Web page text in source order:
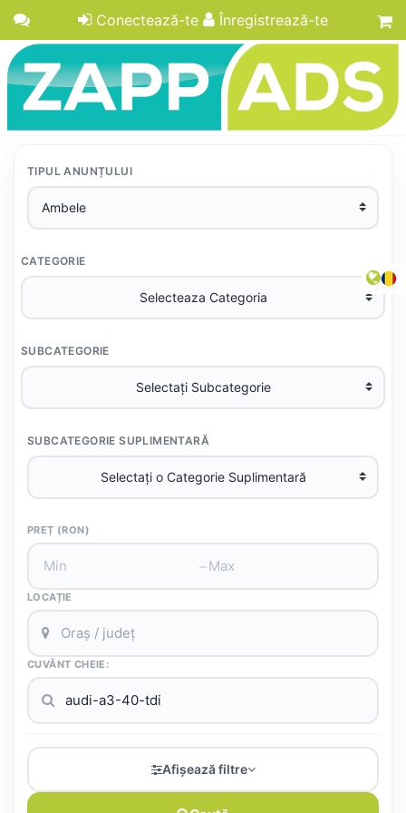
Conectează-te Înregistrează-te
TIPUL ANUNȚULUI
CATEGORIE
SUBCATEGORIE
SUBCATEGORIE SUPLIMENTARĂ
PREȚ (RON)
–
LOCAȚIE
CUVÂNT CHEIE:
Afișează filtre